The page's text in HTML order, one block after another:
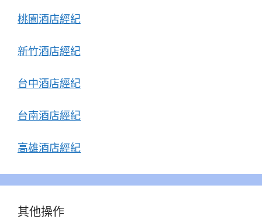
桃園酒店經紀
新竹酒店經紀
台中酒店經紀
台南酒店經紀
高雄酒店經紀
其他操作